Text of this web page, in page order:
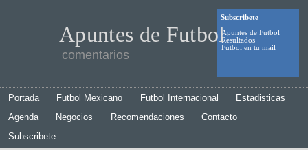
Subscribete
Apuntes de Futbol
Resultados
Futbol en tu mail
Apuntes de Futbol
comentarios
Portada Futbol Mexicano Futbol Internacional
Estadisticas
Agenda
Negocios Recomendaciones
Contacto
Subscribete